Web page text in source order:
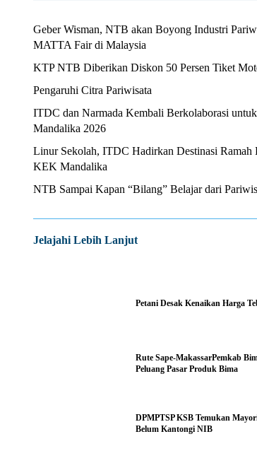
Geber Wisman, NTB akan Boyong Industri
MATTA Fair di Malaysia
KTP NTB Diberikan Diskon 50 Persen Tiket
Pengaruhi Citra Pariwisata
ITDC dan Narmada Kembali Berkolaborasi
Mandalika 2026
Linur Sekolah, ITDC Hadirkan Destinasi Ramah
KEK Mandalika
NTB Sampai Kapan “Bilang” Belajar dari
Jelajahi Lebih Lanjut
Petani Desak Kenaikan Harga
Rute Sape-MakassarPemkab
Peluang Pasar Produk Bima
DPMPTSP KSB Temukan
Belum Kantongi NIB